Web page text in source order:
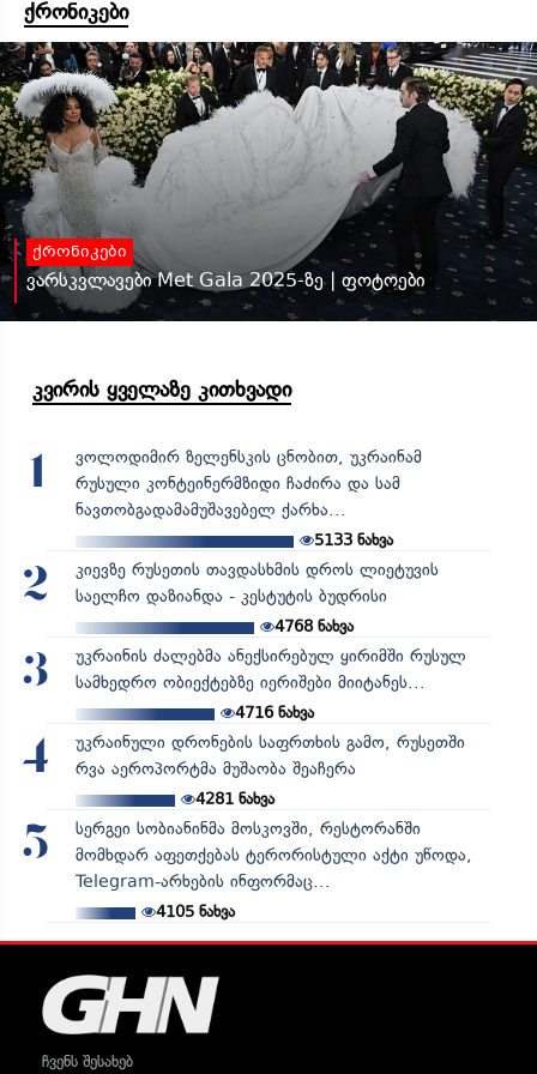
ქრონიკები
ქრონიკები
ვარსკვლავები Met Gala 2025-ზე | ფოტოები
კვირის ყველაზე კითხვადი
1
ვოლოდიმირ ზელენსკის ცნობით, უკრაინამ
რუსული კონტეინერმზიდი ჩაძირა და სამ
ნავთობგადამამუშავებელ ქარხა...
5133 ნახვა
2
კიევზე რუსეთის თავდასხმის დროს ლიეტუვის
საელჩო დაზიანდა - კესტუტის ბუდრისი
4768ნახვა
3
უკრაინის ძალებმა ანექსირებულ ყირიმში რუსულ
სამხედრო ობიექტებზე იერიშები მიიტანეს...
4716ნახვა
4
უკრაინული დრონების საფრთხის გამო, რუსეთში
რვა აეროპორტმა მუშაობა შეაჩერა
4281ნახვა
5
სერგეი სობიანინმა მოსკოვში, რესტორანში
მომხდარ აფეთქებას ტერორისტული აქტი უწოდა,
Telegram-არხების ინფორმაც...
4105ნახვა
ჩვენს შესახებ